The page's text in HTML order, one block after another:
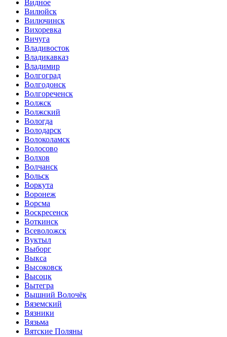
Видное
Вилюйск
Вилючинск
Вихоревка
Вичуга
Владивосток
Владикавказ
Владимир
Волгоград
Волгодонск
Волгореченск
Волжск
Волжский
Вологда
Володарск
Волоколамск
Волосово
Волхов
Волчанск
Вольск
Воркута
Воронеж
Ворсма
Воскресенск
Воткинск
Всеволожск
Вуктыл
Выборг
Выкса
Высоковск
Высоцк
Вытегра
Вышний Волочёк
Вяземский
Вязники
Вязьма
Вятские Поляны